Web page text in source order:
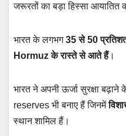
जरूरतों का बड़ा हिस्सा आयातित
भारत के लगभग35 से 50
Hormuz के रास्ते से आते हैं।
भारत ने अपनी ऊर्जा सुरक्षा
reserves भी बनाए हैं जिनमें
स्थान शामिल हैं।